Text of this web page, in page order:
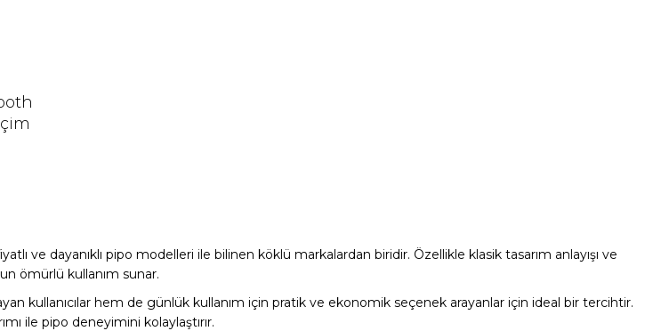
ve dayanıklı pipo modelleri ile bilinen köklü markalardan biridir. Özellikle klasik tasarım anlayışı ve
ömürlü kullanım sunar.
kullanıcılar hem de günlük kullanım için pratik ve ekonomik seçenek arayanlar için ideal bir tercihtir.
ile pipo deneyimini kolaylaştırır.